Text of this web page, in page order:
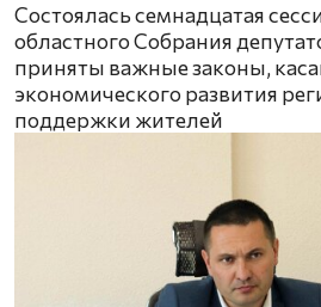
Состоялась семнадцатая
областного Собрания
приняты важные законы,
экономического развития
поддержки жителей